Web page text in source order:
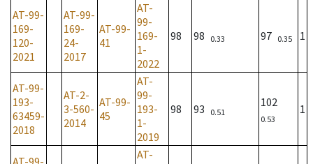
AT-99-
169-
120-
2021
AT-99-
169-
24-
2017
AT-99-
41
AT-
99-
169-
1-
2022
98 98 0.33 97 0.35 1
AT-99-
193-
63459-
2018
AT-2-
3-560-
2014
AT-99-
45
AT-
99-
193-
1-
2019
98 93 0.51
102
0.53
1
AT-